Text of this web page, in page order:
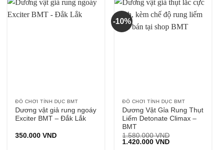
ĐỒ CHƠI TÌNH DỤC BMT
Dương vật giả rung ngoáy
Exciter BMT – Đắk Lắk
350.000VND
-10%
ĐỒ CHƠI TÌNH DỤC BMT
Dương Vật Gỉa Rung Thụt
Liếm Detonate Climax –
BMT
1.580.000VND
Giá
1.420.000VNDGiá